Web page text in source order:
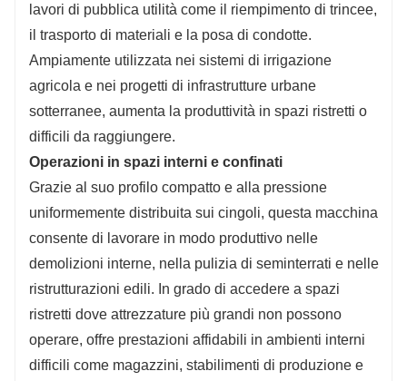
lavori di pubblica utilità come il riempimento di trincee,
il trasporto di materiali e la posa di condotte.
Ampiamente utilizzata nei sistemi di irrigazione
agricola e nei progetti di infrastrutture urbane
sotterranee, aumenta la produttività in spazi ristretti o
difficili da raggiungere.
Operazioni in spazi interni e confinati
Grazie al suo profilo compatto e alla pressione
uniformemente distribuita sui cingoli, questa macchina
consente di lavorare in modo produttivo nelle
demolizioni interne, nella pulizia di seminterrati e nelle
ristrutturazioni edili. In grado di accedere a spazi
ristretti dove attrezzature più grandi non possono
operare, offre prestazioni affidabili in ambienti interni
difficili come magazzini, stabilimenti di produzione e